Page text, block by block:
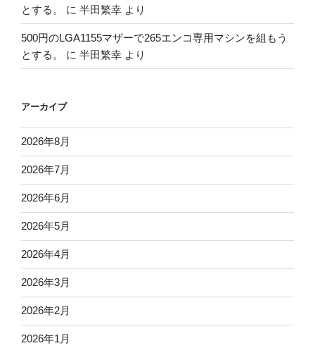
とする。
に 半田繁幸 より
500円のLGA1155マザーで265エンコ専用マシンを組もう
とする。
に 半田繁幸 より
アーカイブ
2026年8月
2026年7月
2026年6月
2026年5月
2026年4月
2026年3月
2026年2月
2026年1月